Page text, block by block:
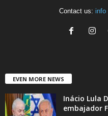
Contact us: info
EVEN MORE NEWS
Inácio Lula
embajador